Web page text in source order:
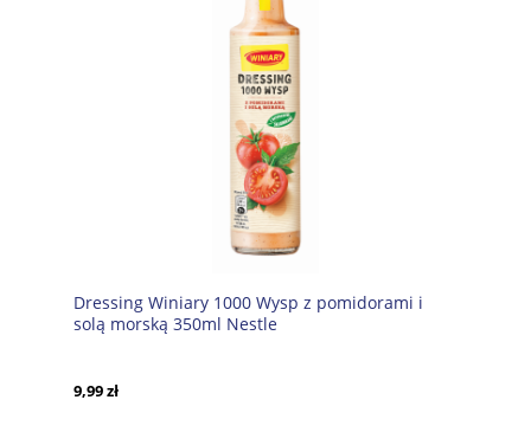
Dressing Winiary 1000 Wysp z pomidorami i
solą morską 350ml Nestle
9,99 zł